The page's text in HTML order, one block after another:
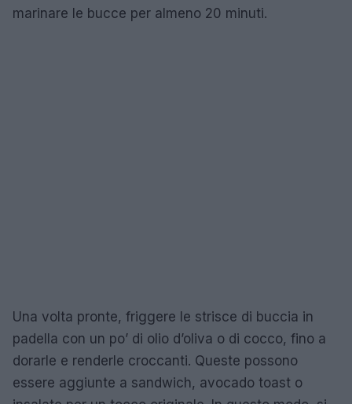
marinare le bucce per almeno 20 minuti.
Una volta pronte, friggere le strisce di buccia in
padella con un po’ di olio d’oliva o di cocco, fino a
dorarle e renderle croccanti. Queste possono
essere aggiunte a sandwich, avocado toast o